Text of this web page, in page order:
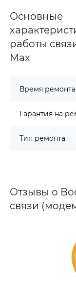
Основные
работы
Max
Время ремонта
Гарантия на
Тип ремонта
Отзывы о
связи